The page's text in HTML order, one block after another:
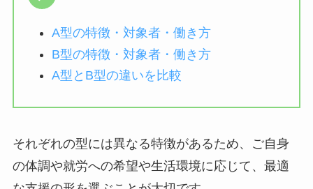
A型の特徴・対象者・働き方
B型の特徴・対象者・働き方
A型とB型の違いを比較
それぞれの型には異なる特徴があるため、ご自身
の体調や就労への希望や生活環境に応じて、最適